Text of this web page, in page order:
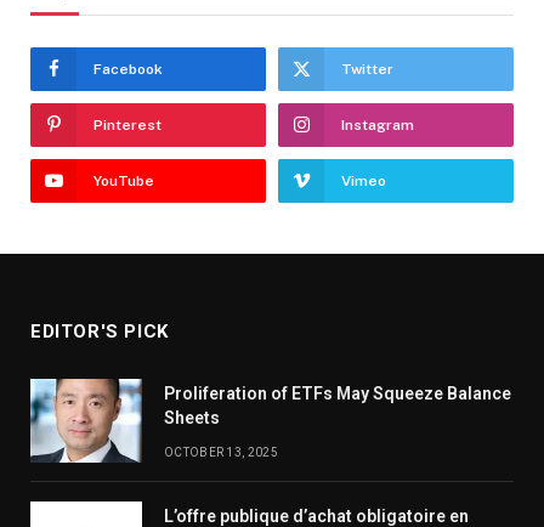
Facebook Twitter
Pinterest Instagram
YouTube Vimeo
EDITOR'S PICK
Proliferation of ETFs May Squeeze Balance
Sheets
OCTOBER 13, 2025
L’offre publique d’achat obligatoire en